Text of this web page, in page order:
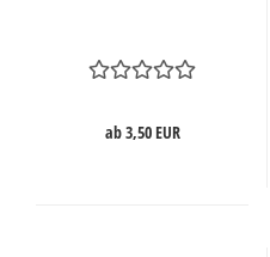
ab 3,50 EUR